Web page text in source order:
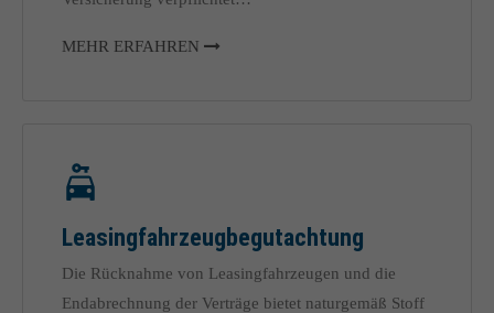
MEHR ERFAHREN
Leasing­fahrzeug­begutachtung
Die Rücknahme von Leasingfahrzeugen und die
Endabrechnung der Verträge bietet naturgemäß Stoff